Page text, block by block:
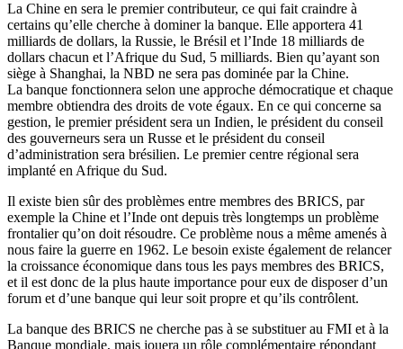
La Chine en sera le premier contributeur, ce qui fait craindre à
certains qu’elle cherche à dominer la banque. Elle apportera 41
milliards de dollars, la Russie, le Brésil et l’Inde 18 milliards de
dollars chacun et l’Afrique du Sud, 5 milliards. Bien qu’ayant son
siège à Shanghai, la NBD ne sera pas dominée par la Chine.
La banque fonctionnera selon une approche démocratique et chaque
membre obtiendra des droits de vote égaux. En ce qui concerne sa
gestion, le premier président sera un Indien, le président du conseil
des gouverneurs sera un Russe et le président du conseil
d’administration sera brésilien. Le premier centre régional sera
implanté en Afrique du Sud.
Il existe bien sûr des problèmes entre membres des BRICS, par
exemple la Chine et l’Inde ont depuis très longtemps un problème
frontalier qu’on doit résoudre. Ce problème nous a même amenés à
nous faire la guerre en 1962. Le besoin existe également de relancer
la croissance économique dans tous les pays membres des BRICS,
et il est donc de la plus haute importance pour eux de disposer d’un
forum et d’une banque qui leur soit propre et qu’ils contrôlent.
La banque des BRICS ne cherche pas à se substituer au FMI et à la
Banque mondiale, mais jouera un rôle complémentaire répondant